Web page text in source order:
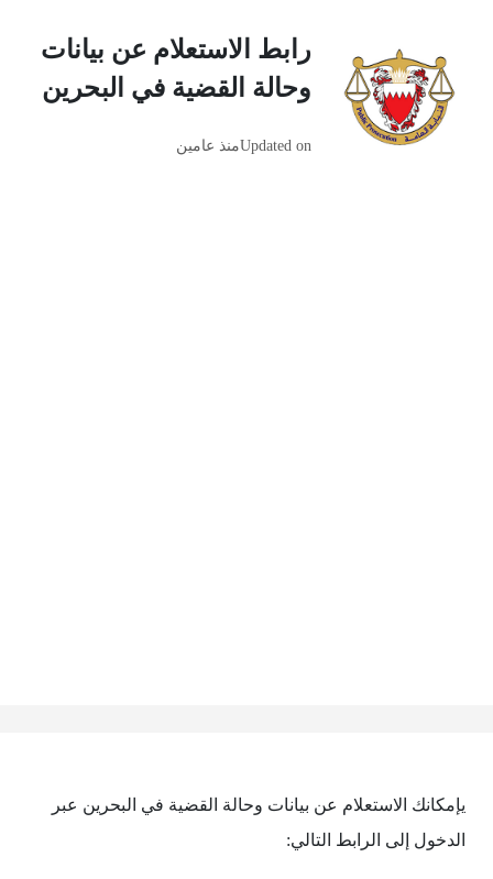
رابط الاستعلام عن بيانات
وحالة القضية في البحرين
Updated onمنذ عامين
يإمكانك الاستعلام عن بيانات وحالة القضية في البحرين عبر
الدخول إلى الرابط التالي: